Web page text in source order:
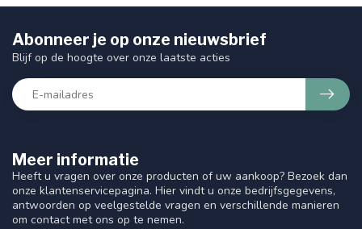
Meer informatie
Heeft u vragen over onze producten of uw aankoop? Bezoek dan
onze klantenservicepagina. Hier vindt u onze bedrijfsgegevens,
antwoorden op veelgestelde vragen en verschillende manieren
om contact met ons op te nemen.
Abonneer je op onze nieuwsbrief
Blijf op de hoogte over onze laatste acties